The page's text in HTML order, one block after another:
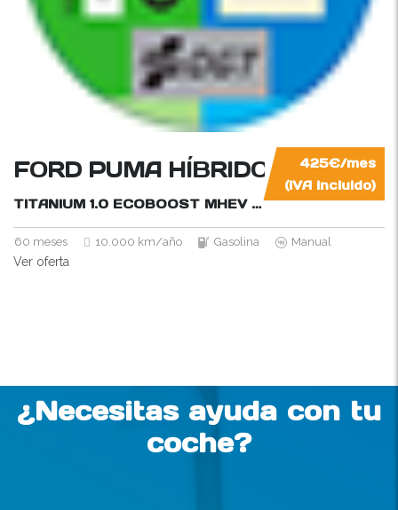
425€/mes
(IVA incluido)
FORD PUMA HÍBRIDO
TITANIUM 1.0 ECOBOOST MHEV 125CV
60 meses 10.000 km/año Gasolina Manual
Ver oferta
¿Necesitas ayuda con tu
coche?